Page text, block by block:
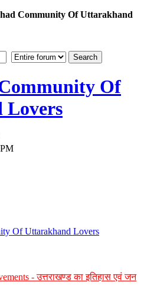
Community Of Uttarakhand
Of
Lovers
Of Uttarakhand Lovers
- उत्तराखण्ड का इतिहास एवं जन